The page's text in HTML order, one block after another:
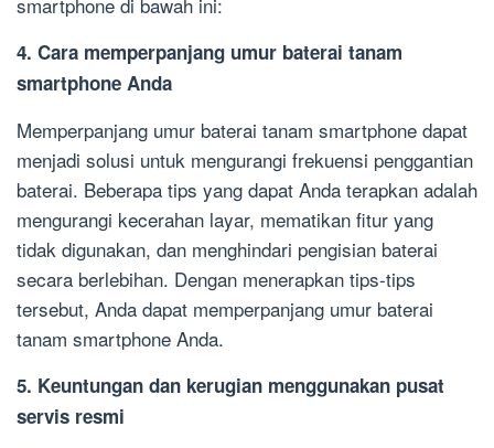
4. Cara memperpanjang umur baterai tanam
smartphone Anda
Memperpanjang umur baterai tanam smartphone dapat
menjadi solusi untuk mengurangi frekuensi penggantian
baterai. Beberapa tips yang dapat Anda terapkan adalah
mengurangi kecerahan layar, mematikan fitur yang
tidak digunakan, dan menghindari pengisian baterai
secara berlebihan. Dengan menerapkan tips-tips
tersebut, Anda dapat memperpanjang umur baterai
tanam smartphone Anda.
5. Keuntungan dan kerugian menggunakan pusat
servis resmi